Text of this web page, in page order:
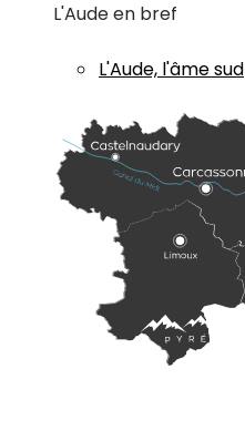
L'Aude en bref
L'Aude, l'âme sud